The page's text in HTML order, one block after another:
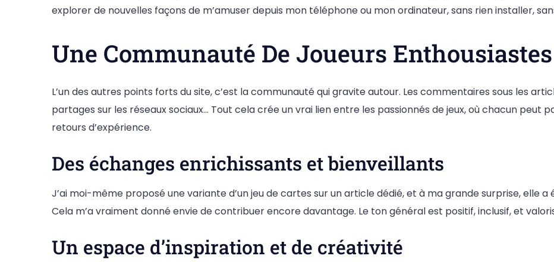
explorer de nouvelles façons de m’amuser depuis mon téléphone ou mon ordinateur, sans rien installer,
Une Communauté De Joueurs
L’un des autres points forts du site, c’est la communauté qui gravite autour. Les commentaires sous les
partages sur les réseaux sociaux… Tout cela crée un vrai lien entre les passionnés de jeux, où chacun peut
retours d’expérience.
Des échanges enrichissants et bienveillants
J’ai moi-même proposé une variante d’un jeu de cartes sur un article dédié, et à ma grande surprise, elle a
Cela m’a vraiment donné envie de contribuer encore davantage. Le ton général est positif, inclusif, et
Un espace d’inspiration et de créativité